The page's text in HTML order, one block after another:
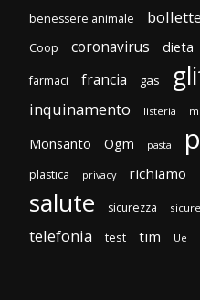
benessere animale bollette
Coop coronavirus dieta
farmaci francia gas
inquinamento listeria
Monsanto Ogm pasta
plastica privacy richiamo
salute sicurezza
telefonia test tim Ue